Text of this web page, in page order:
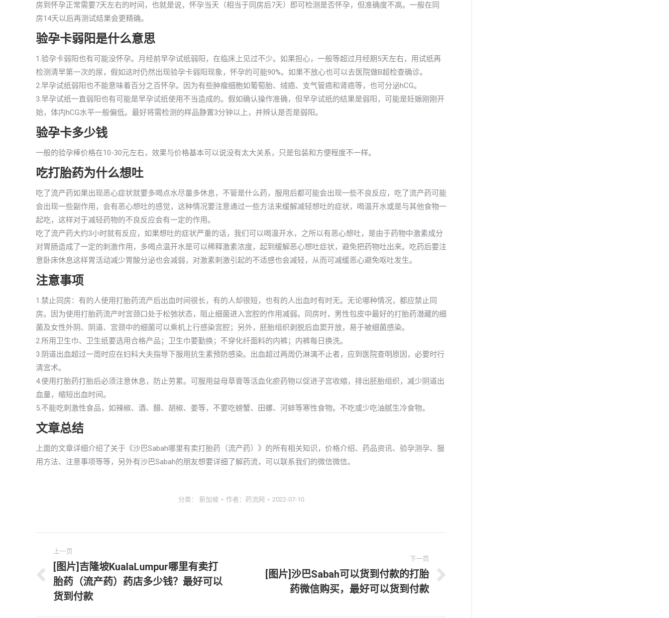
房到怀孕正常需要7天左右的时间，也就是说，怀孕当天（相当于同房后7天）即可检测是否怀孕，但准确度不高。一般在同
房14天以后再测试结果会更精确。
验孕卡弱阳是什么意思
1.验孕卡弱阳也有可能没怀孕。月经前早孕试纸弱阳，在临床上见过不少。如果担心，一般等超过月经期5天左右，用试纸再
检测清早第一次的尿，假如这时仍然出现验孕卡弱阳现象，怀孕的可能90%。如果不放心也可以去医院做B超检查确诊。
2.早孕试纸弱阳也不能意味着百分之百怀孕。因为有些肿瘤细胞如葡萄胎、绒癌、支气管癌和肾癌等，也可分泌hCG。
3.早孕试纸一直弱阳也有可能是早孕试纸使用不当造成的。假如确认操作准确，但早孕试纸的结果是弱阳，可能是妊娠刚刚开
始，体内hCG水平一般偏低。最好将需检测的样品静置3分钟以上，并辨认是否是弱阳。
验孕卡多少钱
一般的验孕棒价格在10-30元左右，效果与价格基本可以说没有太大关系，只是包装和方便程度不一样。
吃打胎药为什么想吐
吃了流产药如果出现恶心症状就要多喝点水尽量多休息，不管是什么药，服用后都可能会出现一些不良反应，吃了流产药可能
会出现一些副作用，会有恶心想吐的感觉，这种情况要注意通过一些方法来缓解减轻想吐的症状，喝温开水或是与其他食物一
起吃，这样对于减轻药物的不良反应会有一定的作用。
吃了流产药大约3小时就有反应，如果想吐的症状严重的话，我们可以喝温开水，之所以有恶心想吐，是由于药物中激素成分
对胃肠造成了一定的刺激作用，多喝点温开水是可以稀释激素浓度，起到缓解恶心想吐症状，避免把药物吐出来。吃药后要注
意卧床休息这样胃活动减少胃酸分泌也会减弱，对激素刺激引起的不适感也会减轻，从而可减缓恶心避免呕吐发生。
注意事项
1.禁止同房：有的人使用打胎药流产后出血时间很长，有的人却很短，也有的人出血时有时无。无论哪种情况，都应禁止同
房。因为使用打胎药流产时宫颈口处于松弛状态，阻止细菌进入宫腔的作用减弱。同房时，男性包皮中最好的打胎药潜藏的细
菌及女性外阴、阴道、宫颈中的细菌可以乘机上行感染宫腔；另外，胚胎组织剥脱后血窦开放，易于被细菌感染。
2.所用卫生巾、卫生纸要选用合格产品；卫生巾要勤换；不穿化纤面料的内裤；内裤每日换洗。
3.阴道出血超过一周时应在妇科大夫指导下服用抗生素预防感染。出血超过两周仍淋漓不止者，应到医院查明原因，必要时行
清宫术。
4.使用打胎药打胎后必须注意休息，防止劳累。可服用益母草膏等活血化瘀药物以促进子宫收缩，排出胚胎组织，减少阴道出
血量，缩短出血时间。
5.不能吃刺激性食品，如辣椒、酒、醋、胡椒、姜等，不要吃螃蟹、田螺、河蚌等寒性食物。不吃或少吃油腻生冷食物。
文章总结
上面的文章详细介绍了关于《沙巴Sabah哪里有卖打胎药（流产药）》的所有相关知识，价格介绍、药品资讯、验孕测孕、服
用方法、注意事项等等，另外有沙巴Sabah的朋友想要详细了解药流，可以联系我们的微信微信。
分类： 新加坡 作者： 药流网 2022-07-10
章
导
上一页
上
一
[图片]吉隆坡KualaLumpur哪里有卖打
胎药（流产药）药店多少钱？最好可以
货到付款
下一页
[图片]沙巴Sabah可以货到付款的打胎
药微信购买，最好可以货到付款